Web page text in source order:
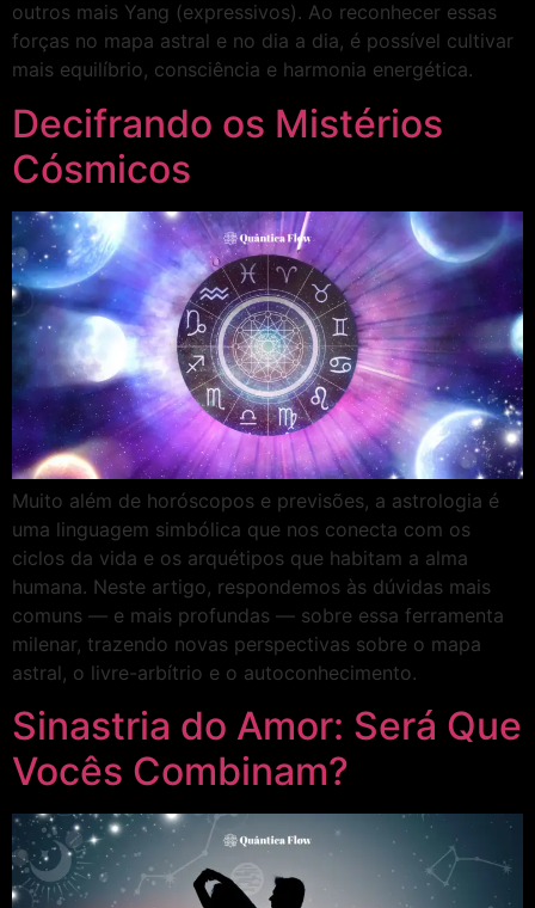
outros mais Yang (expressivos). Ao reconhecer essas
forças no mapa astral e no dia a dia, é possível cultivar
mais equilíbrio, consciência e harmonia energética.
Decifrando os Mistérios
Cósmicos
Muito além de horóscopos e previsões, a astrologia é
uma linguagem simbólica que nos conecta com os
ciclos da vida e os arquétipos que habitam a alma
humana. Neste artigo, respondemos às dúvidas mais
comuns — e mais profundas — sobre essa ferramenta
milenar, trazendo novas perspectivas sobre o mapa
astral, o livre-arbítrio e o autoconhecimento.
Sinastria do Amor: Será Que
Vocês Combinam?